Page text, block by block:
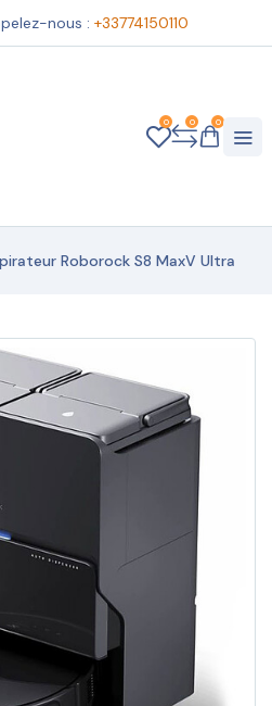
nous : +33774150110
0 0 0
Roborock S8 MaxV Ultra